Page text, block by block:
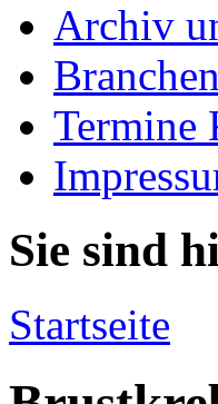
Archiv
Termine
Sie sind
Startseite